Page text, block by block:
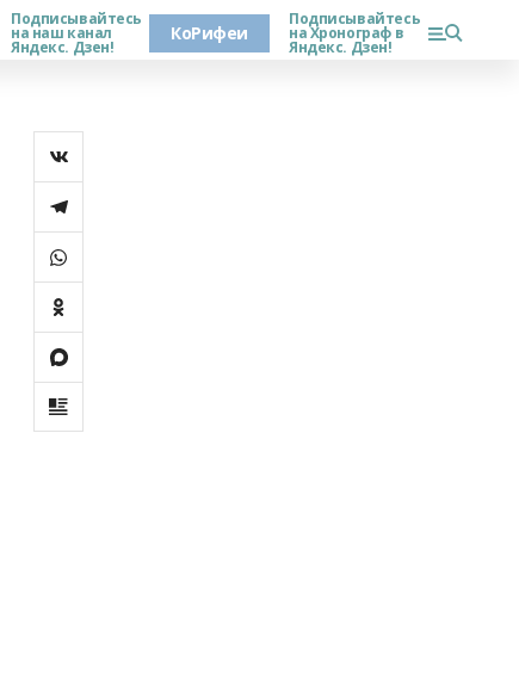
Подписывайтесь
на наш канал
Яндекс. Дзен!
КоРифеи
Подписывайтесь
на Хронограф в
Яндекс. Дзен!